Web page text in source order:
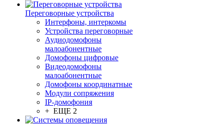
Переговорные устройства
Интерфоны, интеркомы
Устройства переговорные
Аудиодомофоны
малоабонентные
Домофоны цифровые
Видеодомофоны
малоабонентные
Домофоны координатные
Модули сопряжения
IP-домофония
+ ЕЩЕ 2